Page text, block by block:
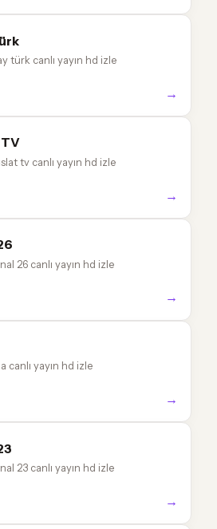
türk canlı yayın hd izle
→
tv canlı yayın hd izle
→
26 canlı yayın hd izle
→
canlı yayın hd izle
→
23 canlı yayın hd izle
→